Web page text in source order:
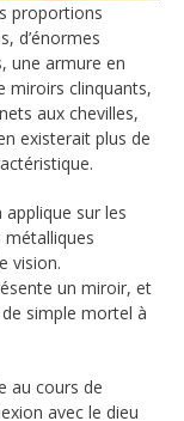
proportions
d’énormes
une armure en
miroirs clinquants,
aux chevilles,
existerait plus de
sur les
métalliques
vision.
un miroir, et
de simple mortel à
au cours de
avec le dieu